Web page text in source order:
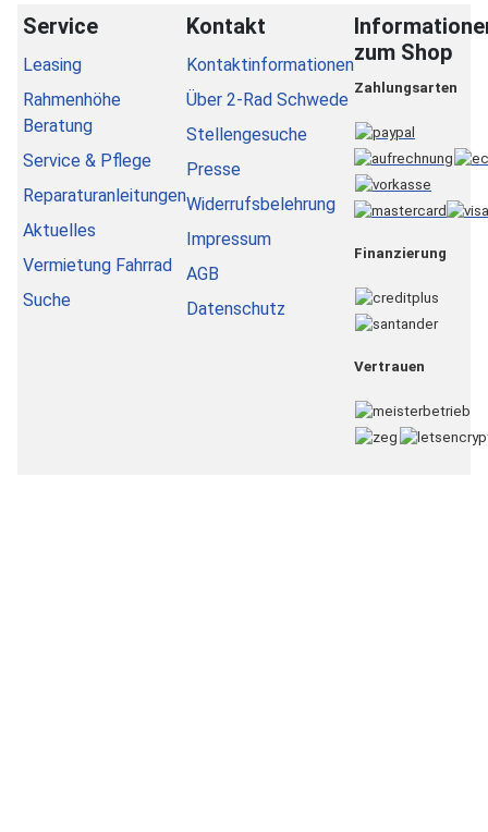
Service
Leasing
Rahmenhöhe
Beratung
Service & Pflege
Reparaturanleitungen
Aktuelles
Vermietung Fahrrad
Suche
Kontakt
Kontaktinformationen
Über 2-Rad Schwede
Stellengesuche
Presse
Widerrufsbelehrung
Impressum
AGB
Datenschutz
zum Shop
Zahlungsarten
Finanzierung
Vertrauen